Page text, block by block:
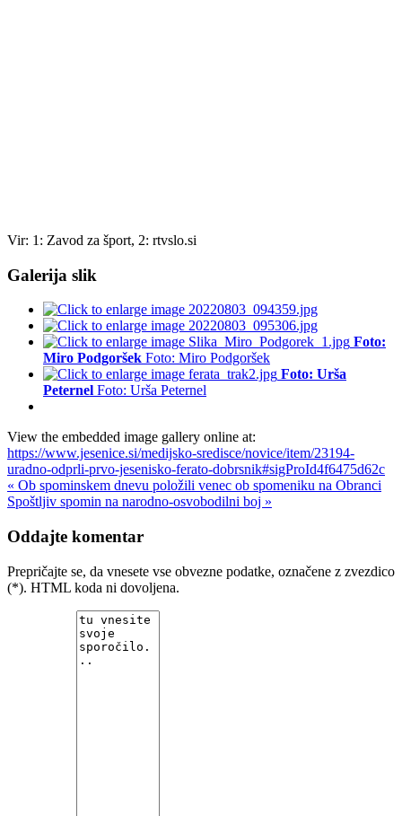
Vir: 1: Zavod za šport, 2: rtvslo.si
Galerija slik
Foto:
Miro Podgoršek Foto: Miro Podgoršek
Foto: Urša
Peternel Foto: Urša Peternel
View the embedded image gallery online at:
https://www.jesenice.si/medijsko-sredisce/novice/item/23194-
uradno-odprli-prvo-jesenisko-ferato-dobrsnik#sigProId4f6475d62c
« Ob spominskem dnevu položili venec ob spomeniku na Obranci
Spoštljiv spomin na narodno-osvobodilni boj »
Oddajte komentar
Prepričajte se, da vnesete vse obvezne podatke, označene z zvezdico
(*). HTML koda ni dovoljena.